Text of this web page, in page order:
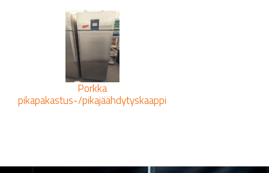
Porkka
pikapakastus-/pikajäähdytyskaappi